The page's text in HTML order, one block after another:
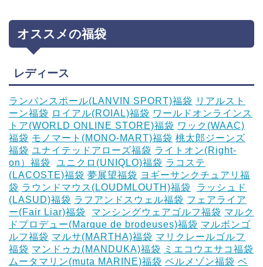
オススメの福袋
レディース
ランバンスポール(LANVIN SPORT)福袋 リアルスト
ーン福袋 ロイアル(ROIAL)福袋 ワールドオンラインス
トア(WORLD ONLINE STORE)福袋 ワック(WAAC)
福袋 モノマート(MONO-MART)福袋 桃太郎ジーンズ
福袋 ユナイテッドアローズ福袋 ライトオン(Right-
on）福袋
ユニクロ(UNIQLO)福袋 ラコステ
(LACOSTE)福袋 夢展望福袋 ヨギーサンクチュアリ福
袋 ラウンドマウス(LOUDMLOUTH)福袋
ラッシュド
(LASUD)福袋 ラフアンドスウェル福袋 フェアライア
ー(Fair Liar)福袋
マンシングウェアゴルフ福袋 マルク
ドプロデュー(Marque de brodeuses)福袋 マルボンゴ
ルフ福袋 マルサ(MARTHA)福袋 マリクレールゴルフ
福袋 マンドゥカ(MANDUKA)福袋
ミエコウエサコ福袋
ムータマリン(muta MARINE)福袋 ベルメゾン福袋 ベ